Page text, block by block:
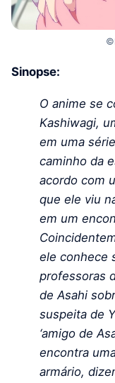
Sinopse:
O anime se
Kashiwagi,
em uma
caminho da
acordo com
que ele viu
em um
ele conhece
professoras
de Asahi
suspeita de
‘amigo de
encontra
armário,